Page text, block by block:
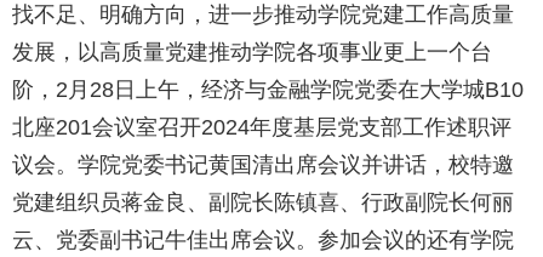
找不足、明确方向，进一步推动学院党建工作高质量
发展，以高质量党建推动学院各项事业更上一个台
阶，2月28日上午，经济与金融学院党委在大学城B10
北座201会议室召开2024年度基层党支部工作述职评
议会。学院党委书记黄国清出席会议并讲话，校特邀
党建组织员蒋金良、副院长陈镇喜、行政副院长何丽
云、党委副书记牛佳出席会议。参加会议的还有学院